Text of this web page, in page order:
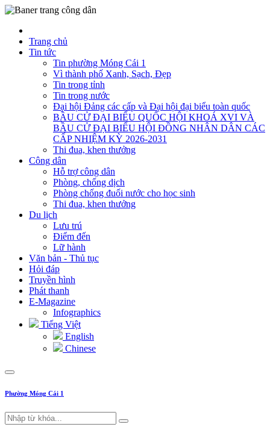
Trang chủ
Tin tức
Tin phường Móng Cái 1
Vì thành phố Xanh, Sạch, Đẹp
Tin trong tỉnh
Tin trong nước
Đại hội Đảng các cấp và Đại hội đại biểu toàn quốc
BẦU CỬ ĐẠI BIỂU QUỐC HỘI KHOÁ XVI VÀ
BẦU CỬ ĐẠI BIỂU HỘI ĐỒNG NHÂN DÂN CÁC
CẤP NHIỆM KỲ 2026-2031
Thi đua, khen thưởng
Công dân
Hỗ trợ công dân
Phòng, chống dịch
Phòng chống đuối nước cho học sinh
Thi đua, khen thưởng
Du lịch
Lưu trú
Điểm đến
Lữ hành
Văn bản - Thủ tục
Hỏi đáp
Truyền hình
Phát thanh
E-Magazine
Infographics
Tiếng Việt
English
Chinese
Phường Móng Cái 1